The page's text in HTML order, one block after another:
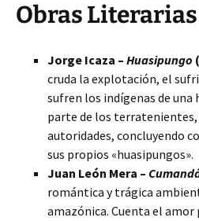
Obras Literarias
Jorge Icaza – Huasipungo
cruda la explotación, el
sufren los indígenas de una
parte de los terratenientes,
autoridades, concluyendo
sus propios «huasipungos».
Juan León Mera –
romántica y trágica
amazónica. Cuenta el